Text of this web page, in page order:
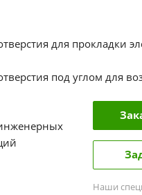
для прокладки
под углом для
Наши